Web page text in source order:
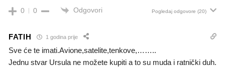
0 0 Odgovori Pogledaj odgovore (20)
FATIH 1 godina prije
Sve će te imati.Avione,satelite,tenkove,……..
Jednu stvar Ursula ne možete kupiti a to su muda i ratnički duh.